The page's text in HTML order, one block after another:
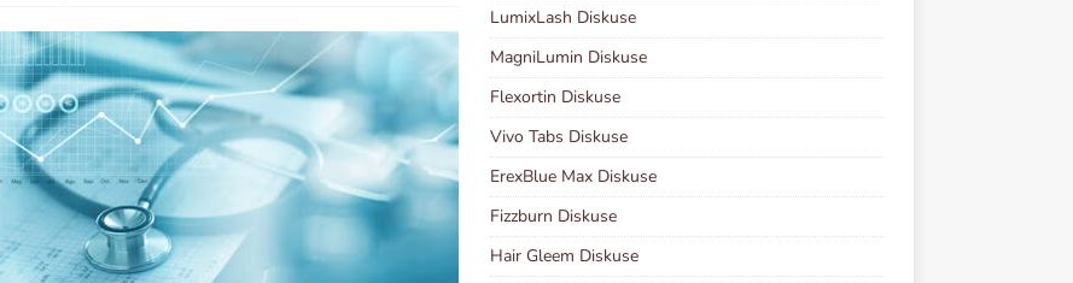
LumixLash Diskuse
MagniLumin Diskuse
Flexortin Diskuse
Vivo Tabs Diskuse
ErexBlue Max Diskuse
Fizzburn Diskuse
Hair Gleem Diskuse